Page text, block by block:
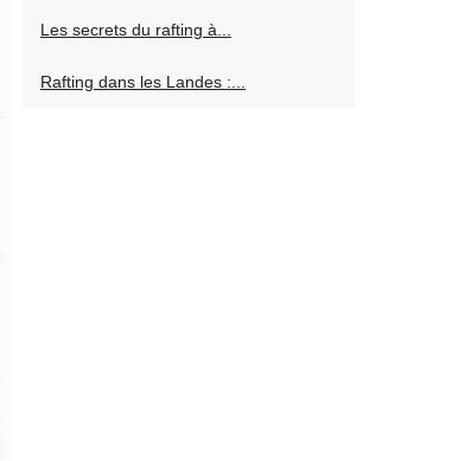
Les secrets du rafting à...
Rafting dans les Landes :...